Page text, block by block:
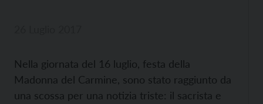
Nella giornata del 16 luglio, festa della
Madonna del Carmine, sono stato raggiunto da
una scossa per una notizia triste: il sacrista e